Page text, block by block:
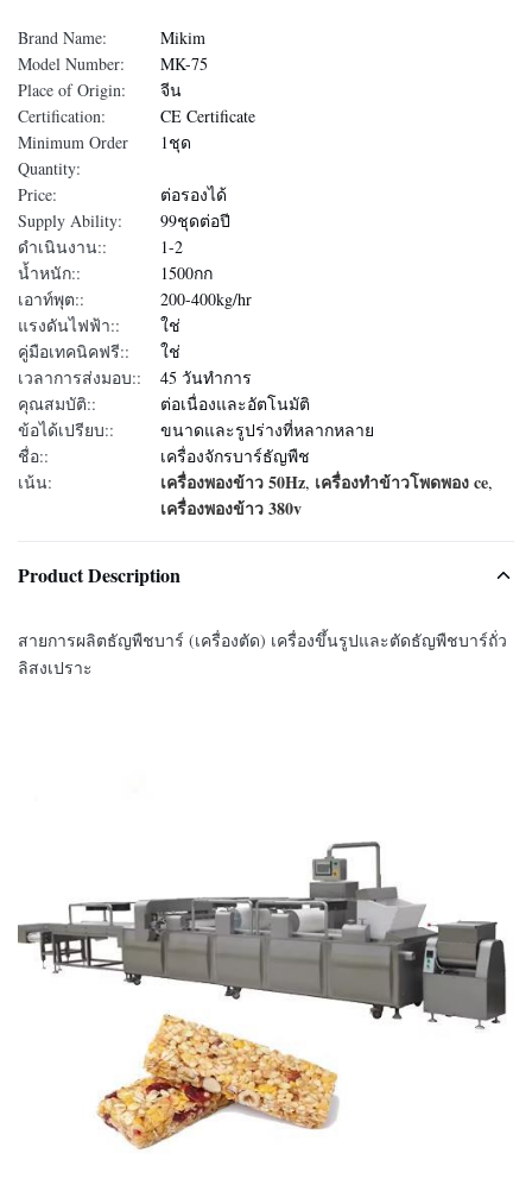
Brand Name:
Mikim
Model Number:
MK-75
Place of Origin:
จีน
Certification:
CE Certificate
Minimum Order
Quantity:
1ชุด
Price:
ต่อรองได้
Supply Ability:
99ชุดต่อปี
ดำเนินงาน::
1-2
น้ำหนัก::
1500กก
เอาท์พุต::
200-400kg/hr
แรงดันไฟฟ้า::
ใช่
คู่มือเทคนิคฟรี::
ใช่
เวลาการส่งมอบ::
45 วันทำการ
คุณสมบัติ::
ต่อเนื่องและอัตโนมัติ
ข้อได้เปรียบ::
ขนาดและรูปร่างที่หลากหลาย
ชื่อ::
เครื่องจักรบาร์ธัญพืช
เน้น:
เครื่องพองข้าว 50Hz, เครื่องทำข้าวโพดพอง ce,
เครื่องพองข้าว 380v
Product Description
สายการผลิตธัญพืชบาร์ (เครื่องตัด) เครื่องขึ้นรูปและตัดธัญพืชบาร์ถั่ว
ลิสงเปราะ